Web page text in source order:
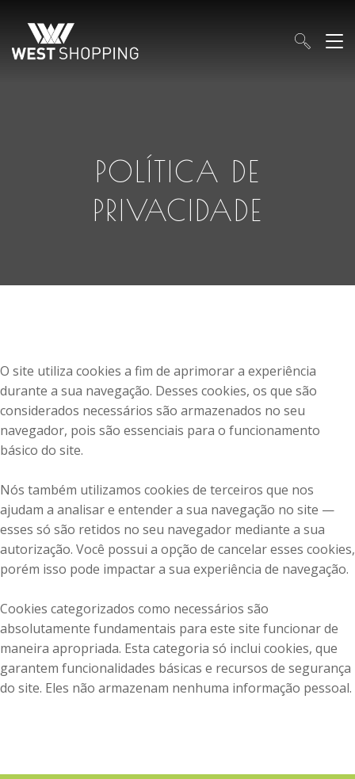
POLÍTICA DE
PRIVACIDADE
O site utiliza cookies a fim de aprimorar a experiência
durante a sua navegação. Desses cookies, os que são
considerados necessários são armazenados no seu
navegador, pois são essenciais para o funcionamento
básico do site.
Nós também utilizamos cookies de terceiros que nos
ajudam a analisar e entender a sua navegação no site —
esses só são retidos no seu navegador mediante a sua
autorização. Você possui a opção de cancelar esses cookies,
porém isso pode impactar a sua experiência de navegação.
Cookies categorizados como necessários são
absolutamente fundamentais para este site funcionar de
maneira apropriada. Esta categoria só inclui cookies, que
garantem funcionalidades básicas e recursos de segurança
do site. Eles não armazenam nenhuma informação pessoal.